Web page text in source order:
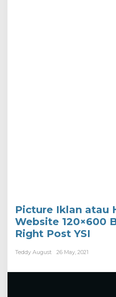
Picture Iklan atau
Website 120×600
Right Post YSI
Teddy August 26 May, 2021